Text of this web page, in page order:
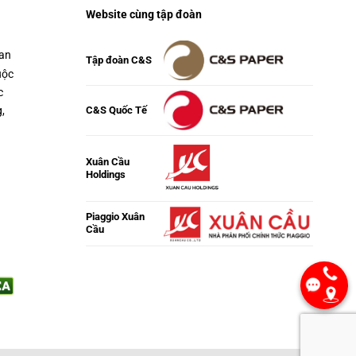
Website cùng tập đoàn
Tập đoàn C&S
C&S Quốc Tế
Xuân Cầu
Holdings
Piaggio Xuân
Cầu